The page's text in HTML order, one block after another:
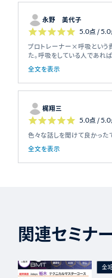
永野 美代子
5.0点 /5.0
プロトレーナー×呼吸という
た。呼吸をしている人であれ
全文を表示
梶翔三
5.0点 /5.0
色々な話しを聞けて良かった
全文を表示
関連セミナ
全3